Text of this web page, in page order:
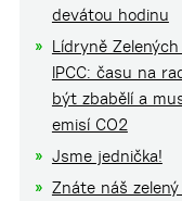
devátou hodinu
Lídryně
IPCC: času na
být zbabělí a
emisí CO2
Jsme jednička!
Znáte náš